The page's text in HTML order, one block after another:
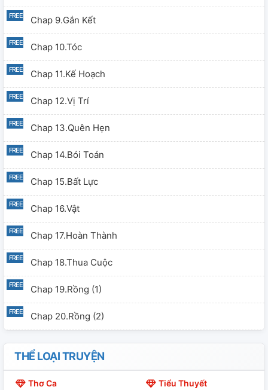
Chap 9.Gắn Kết
Chap 10.Tóc
Chap 11.Kế Hoạch
Chap 12.Vị Trí
Chap 13.Quên Hẹn
Chap 14.Bói Toán
Chap 15.Bất Lực
Chap 16.Vật
Chap 17.Hoàn Thành
Chap 18.Thua Cuộc
Chap 19.Rồng (1)
Chap 20.Rồng (2)
Chap 21.Rồng (3)
Chap 22.Rồng (4)
THỂ LOẠI TRUYỆN
Thơ Ca Tiểu Thuyết